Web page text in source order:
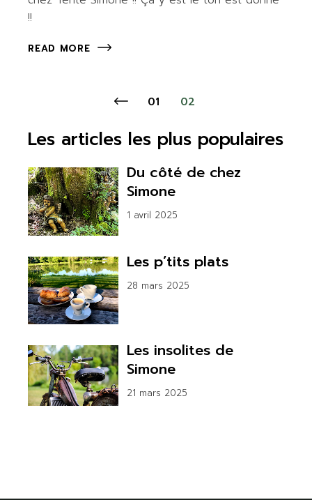
!!
READ MORE
Pagination
des
publications
01 02
Les articles les plus populaires
Du côté de chez
Simone
1 avril 2025
Les p’tits plats
28 mars 2025
Les insolites de
Simone
21 mars 2025